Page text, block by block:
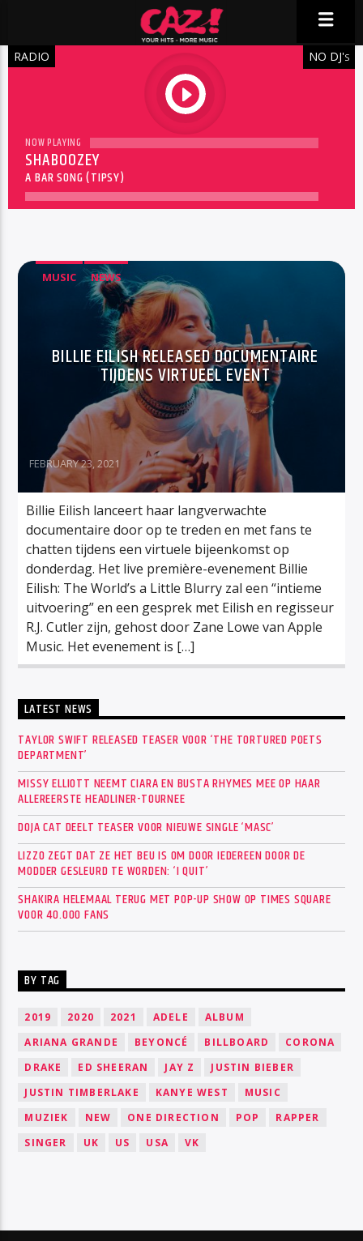
RADIO
play
NO DJ'S
NOW PLAYING
SHABOOZEY
A BAR SONG (TIPSY)
MUSIC NEWS
BILLIE EILISH RELEASED DOCUMENTAIRE
TIJDENS VIRTUEEL EVENT
FEBRUARY 23, 2021
Billie Eilish lanceert haar langverwachte
documentaire door op te treden en met fans te
chatten tijdens een virtuele bijeenkomst op
donderdag. Het live première-evenement Billie
Eilish: The World’s a Little Blurry zal een “intieme
uitvoering” en een gesprek met Eilish en regisseur
R.J. Cutler zijn, gehost door Zane Lowe van Apple
Music. Het evenement is […]
LATEST NEWS
TAYLOR SWIFT RELEASED TEASER VOOR ‘THE TORTURED POETS
DEPARTMENT’
MISSY ELLIOTT NEEMT CIARA EN BUSTA RHYMES MEE OP HAAR
ALLEREERSTE HEADLINER-TOURNEE
DOJA CAT DEELT TEASER VOOR NIEUWE SINGLE ‘MASC’
LIZZO ZEGT DAT ZE HET BEU IS OM DOOR IEDEREEN DOOR DE
MODDER GESLEURD TE WORDEN: ‘I QUIT’
SHAKIRA HELEMAAL TERUG MET POP-UP SHOW OP TIMES SQUARE
VOOR 40.000 FANS
BY TAG
2019 2020 2021 ADELE
ALBUM
ARIANA GRANDE
BEYONCÉ BILLBOARD
CORONA
DRAKE
ED SHEERAN JAY Z
JUSTIN BIEBER
JUSTIN TIMBERLAKE
KANYE WEST
MUSIC
MUZIEK
NEW ONE DIRECTION POP
RAPPER
SINGER
UK US USA VK